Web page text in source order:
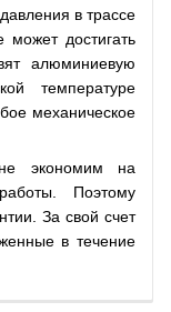
в трассе
может достигать
алюминиевую
температуре
механическое
экономим на
Поэтому
За свой счет
в течение